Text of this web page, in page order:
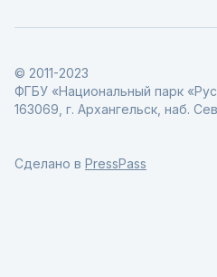
© 2011-2023
ФГБУ «Национальный парк
163069, г. Архангельск, наб.
Сделано в PressPass